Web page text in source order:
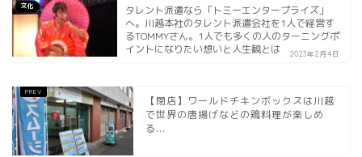
文化
タレント派遣なら「トミーエンタープライズ」
へ。川越本社のタレント派遣会社を1人で経営す
るTOMMYさん。1人でも多くの人のターニングポ
イントになりたい想いと人生観とは
2023年2月4日
【閉店】ワールドチキンボックスは川越
で世界の唐揚げなどの鶏料理が楽しめ
る...